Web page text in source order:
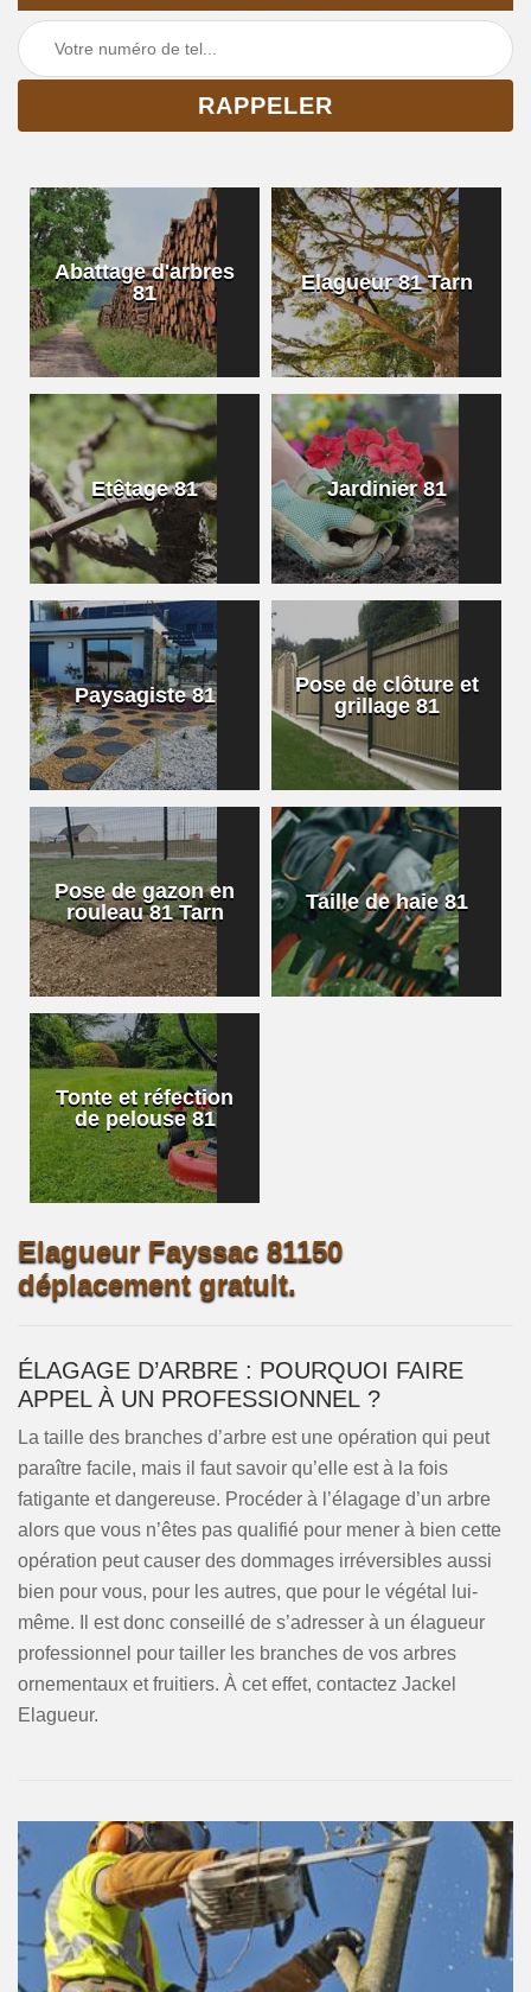
Abattage d'arbres
81
Elagueur 81 Tarn
Etêtage 81 Jardinier 81
Paysagiste 81
Pose de clôture et
grillage 81
Pose de gazon en
rouleau 81 Tarn
Taille de haie 81
Tonte et réfection
de pelouse 81
Elagueur Fayssac 81150
déplacement gratuit.
ÉLAGAGE D’ARBRE : POURQUOI FAIRE
APPEL À UN PROFESSIONNEL ?
La taille des branches d’arbre est une opération qui peut
paraître facile, mais il faut savoir qu’elle est à la fois
fatigante et dangereuse. Procéder à l’élagage d’un arbre
alors que vous n’êtes pas qualifié pour mener à bien cette
opération peut causer des dommages irréversibles aussi
bien pour vous, pour les autres, que pour le végétal lui-
même. Il est donc conseillé de s’adresser à un élagueur
professionnel pour tailler les branches de vos arbres
ornementaux et fruitiers. À cet effet, contactez Jackel
Elagueur.